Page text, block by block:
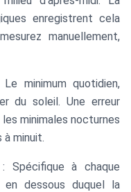
enregistrent cela
manuellement,
minimum quotidien,
du soleil. Une erreur
minimales nocturnes
à minuit.
Spécifique à chaque
dessous duquel la